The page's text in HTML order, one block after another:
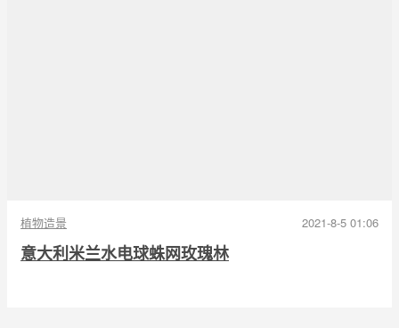
植物造景 2021-8-5 01:06
意大利米兰水电球蛛网玫瑰林